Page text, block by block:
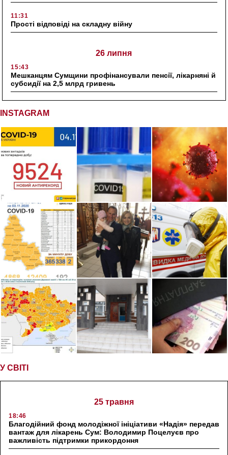
11:31
Прості відповіді на складну війну
26 липня
15:43
Мешканцям Сумщини профінансували пенсії, лікарняні й
субсидії на 2,5 млрд гривень
INSTAGRAM
У СВІТІ
25 травня
18:46
Благодійний фонд молодіжної ініціативи «Надія» передав
вантаж для лікарень Сум: Володимир Поцелуєв про
важливість підтримки прикордоння